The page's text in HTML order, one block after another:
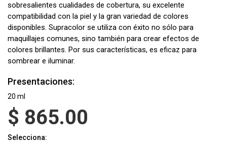
sobresalientes cualidades de cobertura, su excelente
compatibilidad con la piel y la gran variedad de colores
disponibles. Supracolor se utiliza con éxito no sólo para
maquillajes comunes, sino también para crear efectos de
colores brillantes. Por sus características, es eficaz para
sombrear e iluminar.
Presentaciones:
20 ml
$ 865.00
Selecciona: